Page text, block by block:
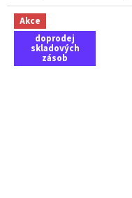
Akce
doprodej
skladových
zásob